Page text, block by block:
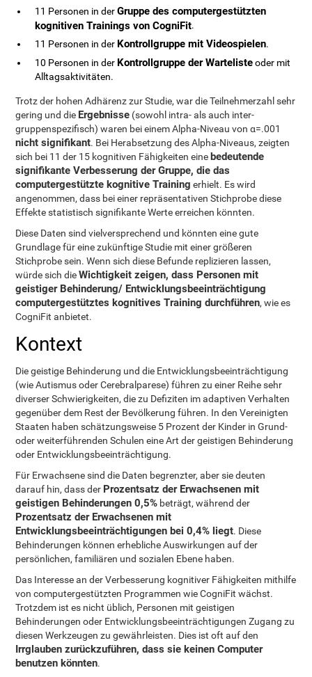
11 Personen in derGruppe des computergestützten
kognitiven Trainings von CogniFit.
11 Personen in der Kontrollgruppe mit Videospielen.
10 Personen in der Kontrollgruppe der Wartelisteoder mit
Alltagsaktivitäten.
Trotz der hohen Adhärenz zur Studie, war die Teilnehmerzahl sehr
gering und die Ergebnisse (sowohl intra- als auch inter-
gruppenspezifisch) waren bei einem Alpha-Niveau von α=.001
nicht signifikant. Bei Herabsetzung des Alpha-Niveaus, zeigten
sich bei 11 der 15 kognitiven Fähigkeiten eine bedeutende
signifikante Verbesserung der Gruppe, die das
computergestützte kognitive Training erhielt. Es wird
angenommen, dass bei einer repräsentativen Stichprobe diese
Effekte statistisch signifikante Werte erreichen könnten.
Diese Daten sind vielversprechend und könnten eine gute
Grundlage für eine zukünftige Studie mit einer größeren
Stichprobe sein. Wenn sich diese Befunde replizieren lassen,
würde sich dieWichtigkeit zeigen, dass Personen mit
geistiger Behinderung/ Entwicklungsbeeinträchtigung
computergestütztes kognitives Training durchführen, wie es
CogniFit anbietet.
Kontext
Die geistige Behinderung und die Entwicklungsbeeinträchtigung
(wie Autismus oder Cerebralparese) führen zu einer Reihe sehr
diverser Schwierigkeiten, die zu Defiziten im adaptiven Verhalten
gegenüber dem Rest der Bevölkerung führen. In den Vereinigten
Staaten haben schätzungsweise 5 Prozent der Kinder in Grund-
oder weiterführenden Schulen eine Art der geistigen Behinderung
oder Entwicklungsbeeinträchtigung.
Für Erwachsene sind die Daten begrenzter, aber sie deuten
darauf hin, dass der Prozentsatz der Erwachsenen mit
geistigen Behinderungen 0,5% beträgt, während der
Prozentsatz der Erwachsenen mit
Entwicklungsbeeinträchtigungen bei 0,4% liegt. Diese
Behinderungen können erhebliche Auswirkungen auf der
persönlichen, familiären und sozialen Ebene haben.
Das Interesse an der Verbesserung kognitiver Fähigkeiten mithilfe
von computergestützten Programmen wie CogniFit wächst.
Trotzdem ist es nicht üblich, Personen mit geistigen
Behinderungen oder Entwicklungsbeeinträchtigungen Zugang zu
diesen Werkzeugen zu gewährleisten. Dies ist oft auf den
Irrglauben zurückzuführen, dass sie keinen Computer
benutzen könnten.